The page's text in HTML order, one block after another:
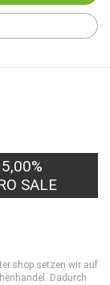
5,00%
SALE
setzen wir auf
Dadurch